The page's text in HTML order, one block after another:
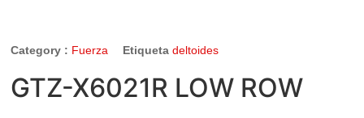
Category : Fuerza Etiqueta deltoides
GTZ-X6021R LOW ROW